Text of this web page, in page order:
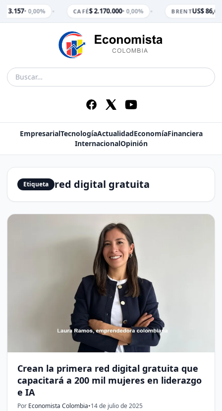
$ 3.157• 0,00% • CAFÉ$ 2.170.000• 0,00% • BRENTUS$ 86,65
EmpresarialTecnologíaActualidadEconomíaFinanciera
InternacionalOpinión
Etiqueta red digital gratuita
Crean la primera red digital gratuita que
capacitará a 200 mil mujeres en liderazgo
e IA
Por Economista Colombia•14 de julio de 2025